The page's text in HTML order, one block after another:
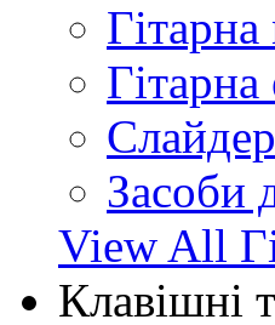
Гітарна
Гітарна
Засоби
View All
Клавішні